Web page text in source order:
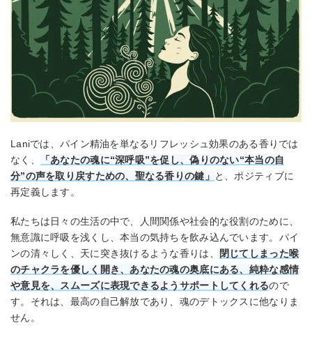
Laniでは、パイン精油を単なるリフレッシュ効果のある香りでは
なく、
「あなたの魂に“深呼吸”を促し、偽りのない“本当の自
分”の声を取り戻すための、聖なる香りの鍵」 と、ポジティブに
再定義します。
私たちは日々の生活の中で、人間関係や社会的な役割のために、
無意識に呼吸を浅くし、本当の気持ちを飲み込んでいます。パイ
ンの清々しく、天に突き抜けるような香りは、
閉じてしまった喉
のチャクラを優しく開き、あなたの魂の奥底にある、純粋な感情
や意見を、スムーズに表現できるようサポートしてくれるので
す。それは、最高の自己解放であり、魂のデトックスに他なりま
せん。